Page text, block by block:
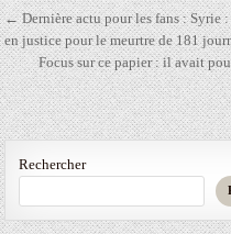
Navigation
de
l’article
← Dernière actu pour les fans : Syrie
en justice pour le meurtre de 181
Focus sur ce papier : il avait
Rechercher